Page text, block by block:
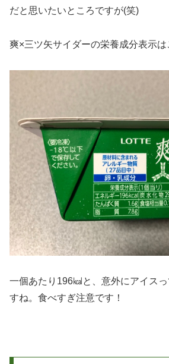
だと思いたいところですが(笑)
爽×三ツ矢サイダーの栄養成分表示は
一個あたり196㎉と、意外にアイス
すね。食べすぎ注意です！